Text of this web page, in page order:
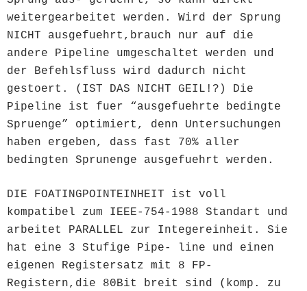
weitergearbeitet werden. Wird der Sprung
NICHT ausgefuehrt,brauch nur auf die
andere Pipeline umgeschaltet werden und
der Befehlsfluss wird dadurch nicht
gestoert. (IST DAS NICHT GEIL!?) Die
Pipeline ist fuer “ausgefuehrte bedingte
Spruenge” optimiert, denn Untersuchungen
haben ergeben, dass fast 70% aller
bedingten Sprunenge ausgefuehrt werden.
DIE FOATINGPOINTEINHEIT ist voll
kompatibel zum IEEE-754-1988 Standart und
arbeitet PARALLEL zur Integereinheit. Sie
hat eine 3 Stufige Pipe- line und einen
eigenen Registersatz mit 8 FP-
Registern,die 80Bit breit sind (komp. zu